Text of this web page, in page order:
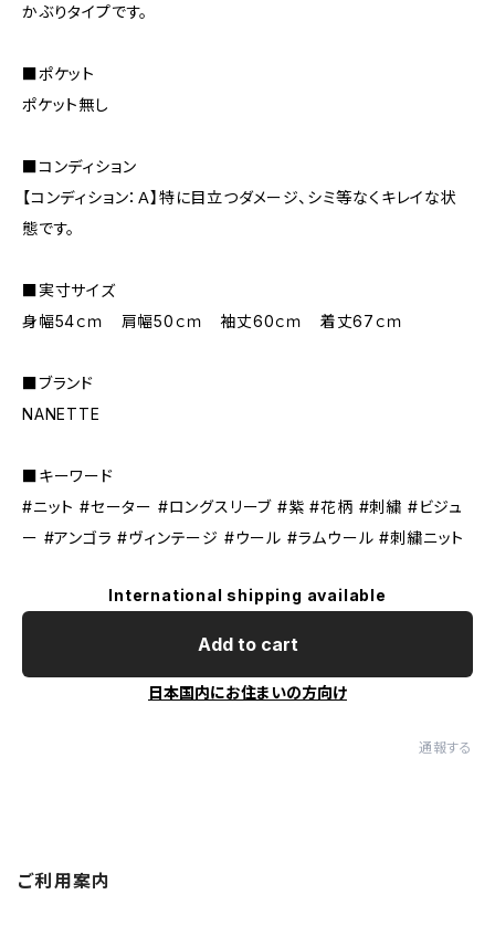
かぶりタイプです。
■ポケット
ポケット無し
■コンディション
【コンディション：Ａ】特に目立つダメージ、シミ等なくキレイな状
態です。
■実寸サイズ
身幅54ｃｍ 肩幅50ｃｍ 袖丈60ｃｍ 着丈67ｃｍ
■ブランド
NANETTE
■キーワード
#ニット #セーター #ロングスリーブ #紫 #花柄 #刺繍 #ビジュ
ー #アンゴラ #ヴィンテージ #ウール #ラムウール #刺繍ニット
International shipping available
Add to cart
日本国内にお住まいの方向け
通報する
ご利用案内